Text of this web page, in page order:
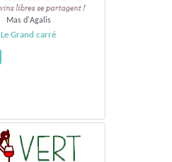
Mas d'Agalis
Le Grand carré